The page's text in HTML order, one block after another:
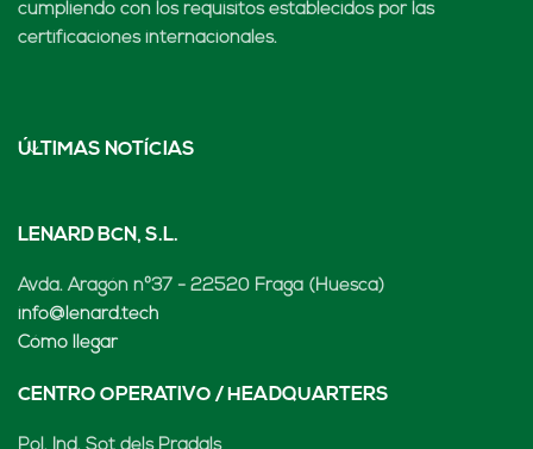
cumpliendo con los requisitos establecidos por las
certificaciones internacionales.
ÚLTIMAS NOTÍCIAS
LENARD BCN, S.L.
Avda. Aragón nº37 - 22520 Fraga (Huesca)
info@lenard.tech
Cómo llegar
CENTRO OPERATIVO / HEADQUARTERS